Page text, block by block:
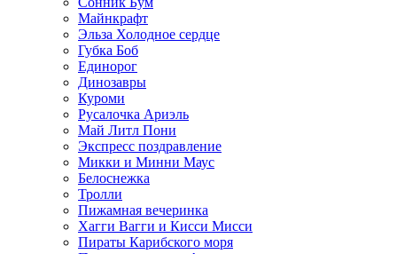
Майнкрафт
Эльза Холодное сердце
Губка Боб
Единорог
Динозавры
Куроми
Русалочка Ариэль
Май Литл Пони
Экспресс поздравление
Микки и Минни Маус
Белоснежка
Тролли
Пижамная вечеринка
Хагги Вагги и Кисси Мисси
Пираты Карибского моря